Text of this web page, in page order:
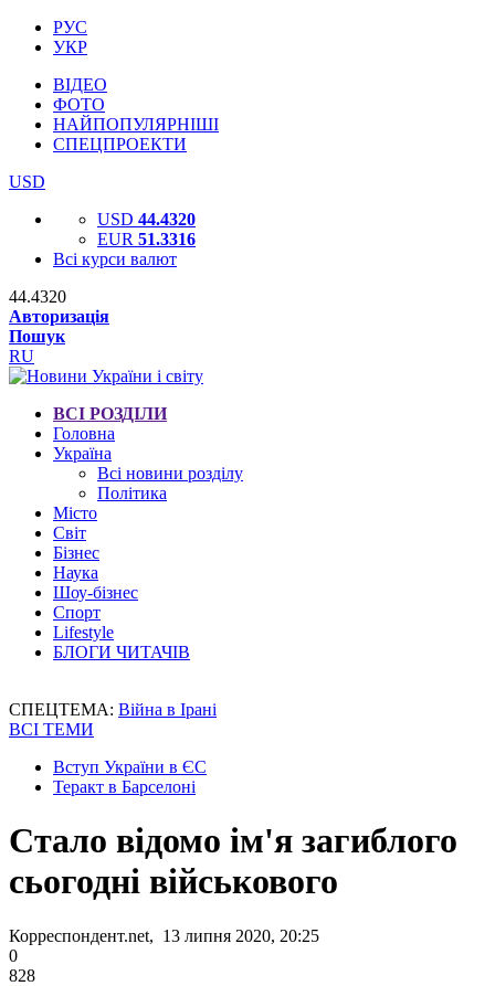
РУС
УКР
ВІДЕО
ФОТО
НАЙПОПУЛЯРНІШІ
СПЕЦПРОЕКТИ
USD
USD 44.4320
EUR 51.3316
Всі курси валют
44.4320
Авторизація
Пошук
RU
ВСІ РОЗДІЛИ
Головна
Україна
Всі новини розділу
Політика
Місто
Світ
Бізнес
Наука
Шоу-бізнес
Спорт
Lifestyle
БЛОГИ ЧИТАЧІВ
СПЕЦТЕМА: Війна в Ірані
ВСІ ТЕМИ
Вступ України в ЄС
Теракт в Барселоні
Стало відомо ім'я загиблого
сьогодні військового
Корреспондент.net, 13 липня 2020, 20:25
0
828